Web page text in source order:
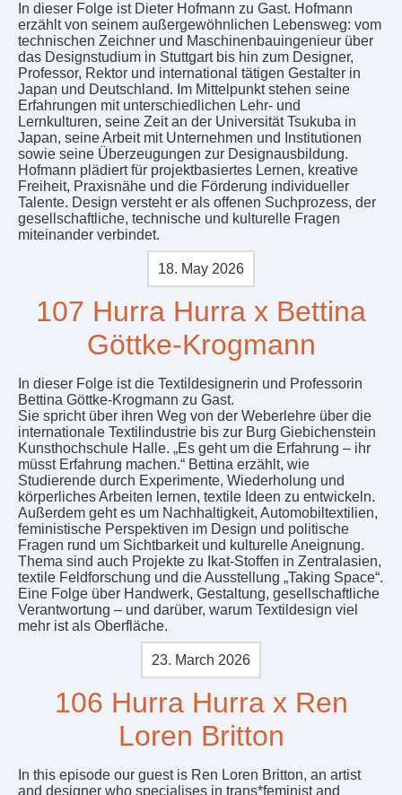
In dieser Folge ist Dieter Hofmann zu Gast. Hofmann
erzählt von seinem außergewöhnlichen Lebensweg: vom
technischen Zeichner und Maschinenbauingenieur über
das Designstudium in Stuttgart bis hin zum Designer,
Professor, Rektor und international tätigen Gestalter in
Japan und Deutschland. Im Mittelpunkt stehen seine
Erfahrungen mit unterschiedlichen Lehr- und
Lernkulturen, seine Zeit an der Universität Tsukuba in
Japan, seine Arbeit mit Unternehmen und Institutionen
sowie seine Überzeugungen zur Designausbildung.
Hofmann plädiert für projektbasiertes Lernen, kreative
Freiheit, Praxisnähe und die Förderung individueller
Talente. Design versteht er als offenen Suchprozess, der
gesellschaftliche, technische und kulturelle Fragen
miteinander verbindet.
18. May 2026
107 Hurra Hurra x Bettina
Göttke-Krogmann
In dieser Folge ist die Textildesignerin und Professorin
Bettina Göttke-Krogmann zu Gast.
Sie spricht über ihren Weg von der Weberlehre über die
internationale Textilindustrie bis zur Burg Giebichenstein
Kunsthochschule Halle. „Es geht um die Erfahrung – ihr
müsst Erfahrung machen.“ Bettina erzählt, wie
Studierende durch Experimente, Wiederholung und
körperliches Arbeiten lernen, textile Ideen zu entwickeln.
Außerdem geht es um Nachhaltigkeit, Automobiltextilien,
feministische Perspektiven im Design und politische
Fragen rund um Sichtbarkeit und kulturelle Aneignung.
Thema sind auch Projekte zu Ikat-Stoffen in Zentralasien,
textile Feldforschung und die Ausstellung „Taking Space“.
Eine Folge über Handwerk, Gestaltung, gesellschaftliche
Verantwortung – und darüber, warum Textildesign viel
mehr ist als Oberfläche.
23. March 2026
106 Hurra Hurra x Ren
Loren Britton
In this episode our guest is Ren Loren Britton, an artist
and designer who specialises in trans*feminist and